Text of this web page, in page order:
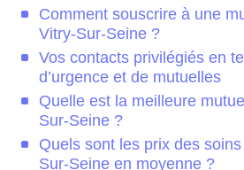
Comment souscrire à une
Vitry-Sur-Seine ?
Vos contacts privilégiés en
d’urgence et de mutuelles
Quelle est la meilleure
Sur-Seine ?
Quels sont les prix des
Sur-Seine en moyenne ?